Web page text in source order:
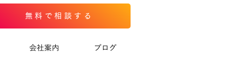
無料で相談する
会社案内 ブログ